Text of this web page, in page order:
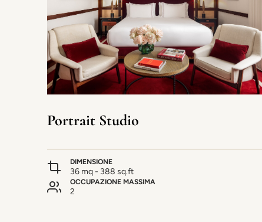
Portrait Studio
DIMENSIONE
36 mq - 388 sq.ft
OCCUPAZIONE MASSIMA
2